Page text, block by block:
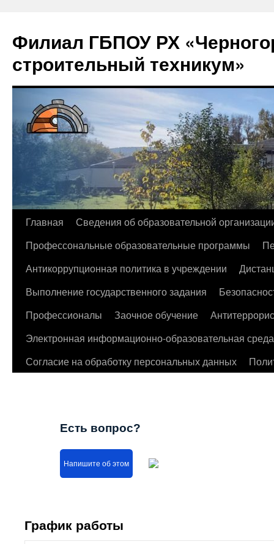
Филиал ГБПОУ РХ
строительный техникум»
Перейти
содержимому
Главная
Сведения об образовательной
Профессональные образовательные программы
Антикоррупционная политика в учреждении
Выполнение государственного задания
Профессионалы
Заочное обучение
Электронная информационно-образовательная среда
Согласие на обработку персональных данных
Есть вопрос?
Напишите об этом
График работы